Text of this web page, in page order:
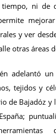
ni de
y ver
otras áreas
adelantó
tejidos y
de Bajadóz y